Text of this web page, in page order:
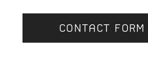
CONTACT FORM